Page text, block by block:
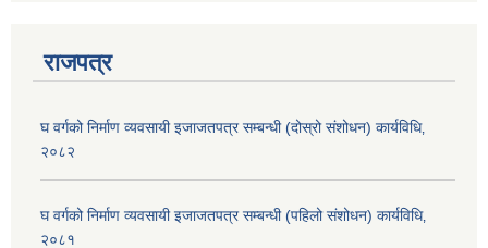
राजपत्र
घ वर्गको निर्माण व्यवसायी इजाजतपत्र सम्बन्धी (दोस्रो संशोधन) कार्यविधि‚
२०८२
घ वर्गको निर्माण व्यवसायी इजाजतपत्र सम्बन्धी (पहिलो संशोधन) कार्यविधि‚
२०८१